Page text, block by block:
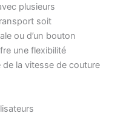
la machine
fonctionne
toute seule et
résultats
peut également
en continu et
et
plusieurs
soit
ou d’un bouton
une flexibilité
la vitesse de couture